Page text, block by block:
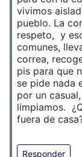
vivimos
pueblo. La
respeto, y
comunes,
correa,
pis para que
se pide nada
por un
limpiamos.
fuera de
Responder